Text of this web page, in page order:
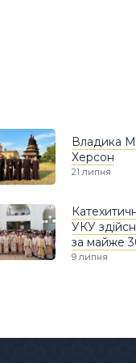
Владика
Херсон
21 липня
УКУ
за майже
9 липня